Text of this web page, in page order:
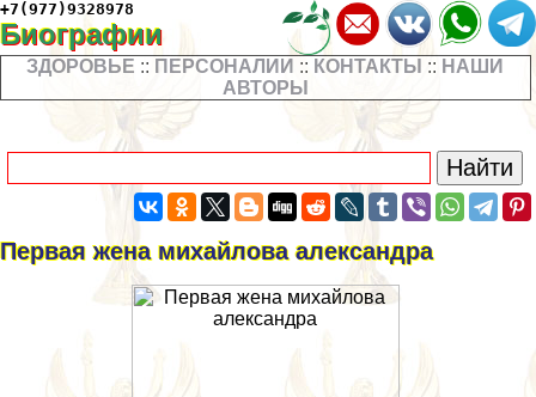
+7(977)9328978
Биографии
ЗДОРОВЬЕ :: ПЕРСОНАЛИИ :: КОНТАКТЫ :: НАШИ
АВТОРЫ
Первая жена михайлова александра